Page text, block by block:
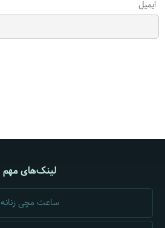
ایمیل
لینک‌های مهم
ساعت مچی زنانه